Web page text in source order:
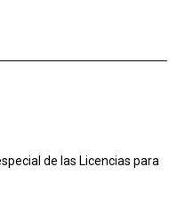
de las Licencias para